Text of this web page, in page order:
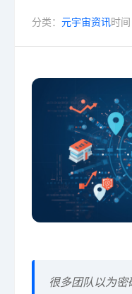
分类： 元宇宙资讯时间
很多团队以为